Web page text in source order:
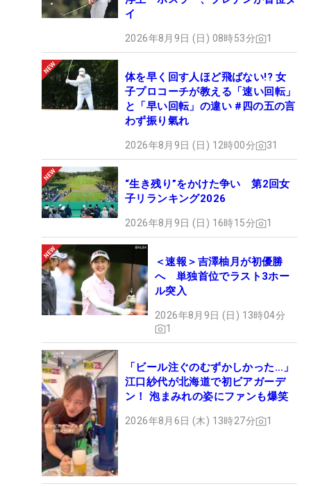
イ
2026年8月9日 (日) 08時53分 1
体を早く回す人ほど飛ばない!? 女
子プロコーチが教える「速い回転」
と「早い回転」の違い #四の五の言
わず振り氣れ
2026年8月9日 (日) 12時00分 31
“生き残り”をかけた争い 第2回女
子リランキング2026
2026年8月9日 (日) 16時15分 1
＜速報＞吉澤柚月が初優勝
へ 単独首位でラスト3ホー
ル突入
2026年8月9日 (日) 13時04分
1
「ビール注ぐのむずかしかった…」
江口紗代が北海道で初ビアガーデ
ン！ 泡まみれの姿にファンも爆笑
2026年8月6日 (木) 13時27分 1